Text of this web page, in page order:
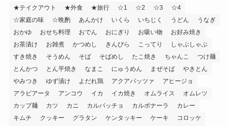
★テイクアウト ★外食 ★旅行 ☆1 ☆2 ☆3
☆4
☆家庭の味
☆晩酌 あんかけ いくら いちじく うどん
うなぎ
おかゆ
おせち料理 おでん おにぎり お吸い物
お好み焼き
お茶漬け
お雑煮 かつめし きんぴら こってり
しゃぶしゃぶ
すき焼き
そうめん そば そばめし たこ焼き ちゃんこ
つけ麺
とんかつ
とん平焼き なまこ にゅうめん まぜそば
やきとん
やみつき
ゆず漬け よだれ鶏 アクアパッツァ
アヒージョ
アラビアータ
アンコウ イカ イカ焼き オムライス
オムレツ
カップ麺
カツ カニ カルパッチョ カルボナーラ
カレー
キムチ
クッキー グラタン ケンタッキー ケーキ
コロッケ